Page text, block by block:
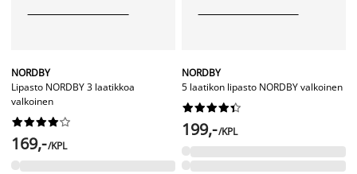
NORDBY
Lipasto NORDBY 3 laatikkoa
valkoinen






169,-/KPL
NORDBY
5 laatikon lipasto NORDBY valkoinen






199,-/KPL